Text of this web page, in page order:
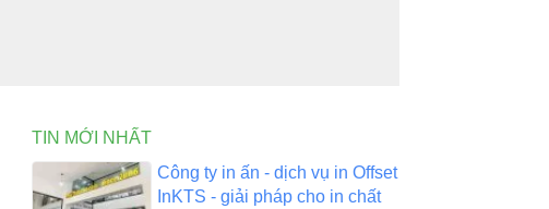
TIN MỚI NHẤT
Công ty in ấn - dịch vụ in Offset
InKTS - giải pháp cho in chất